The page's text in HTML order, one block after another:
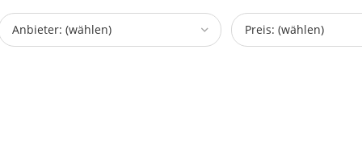
Anbieter: (wählen) Preis: (wählen)